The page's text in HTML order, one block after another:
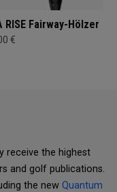
RISE Fairway-Hölzer
€
receive the highest
and golf publications.
the new Quantum